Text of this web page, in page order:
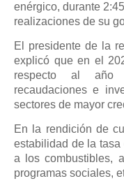
enérgico, durante
realizaciones de su
El presidente de la
explicó que en el
respecto al año
recaudaciones e
sectores de mayor
En la rendición de
estabilidad de la
a los combustibles,
programas sociales,